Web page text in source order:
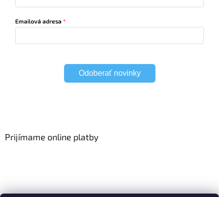
Emailová adresa
Odoberať novinky
Prijímame online platby